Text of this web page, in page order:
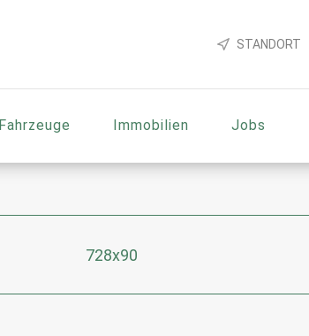
STANDORT
Fahrzeuge Immobilien Jobs
728x90